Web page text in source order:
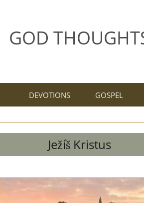
GOD
DEVOTIONS GOSPEL
Ježíš Kristus